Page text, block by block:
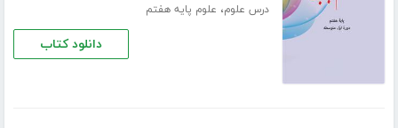
درس علوم، علوم پایه هفتم
دانلود کتاب